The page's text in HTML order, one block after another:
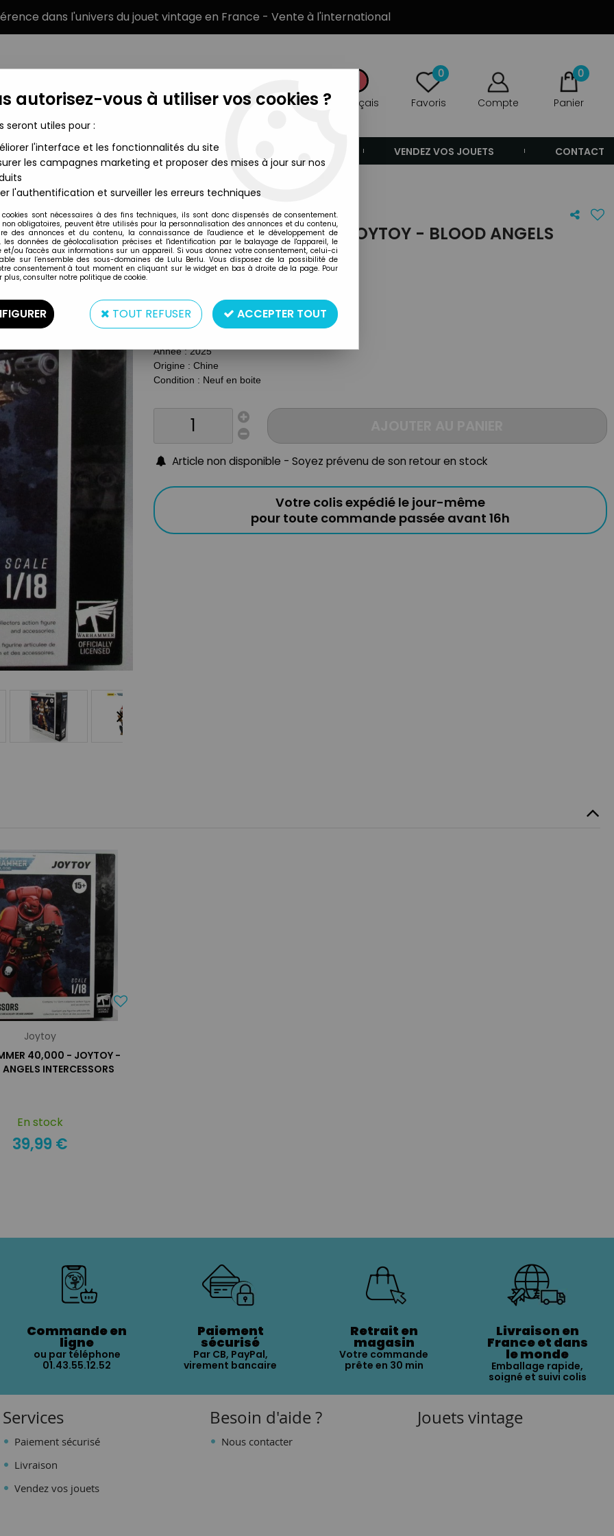
dans l'univers du jouet vintage en France - Vente à l'international
Français
0
Favoris Compte
0
Panier
MARQUES TYPE DE PRODUIT VENDEZ VOS JOUETS CONTACT
Commander Dante
Joytoy
WARHAMMER 40,000 - JOYTOY - BLOOD ANGELS
COMMANDER DANTE
Type : Figurine Articulée
Taille : 12cm (échelle 1/18ème)
Année : 2025
Origine : Chine
Condition : Neuf en boite
Article non disponible - Soyez prévenu de son retour en stock
Votre colis expédié le jour-même
pour toute commande passée avant 16h
Joytoy
40,000 - JOYTOY -
INTERCESSORS
En stock
39,99 €
Commande en
ligne
ou par téléphone
01.43.55.12.52
Paiement
sécurisé
Par CB, PayPal,
virement bancaire
Retrait en
magasin
Votre commande
prête en 30 min
Livraison en
France et dans
le monde
Emballage rapide,
soigné et suivi colis
Services
Paiement sécurisé
Livraison
Vendez vos jouets
Besoin d'aide ?
Nous contacter
Jouets vintage
autorisez-vous à utiliser vos cookies ?
seront utiles pour :
l'interface et les fonctionnalités du site
les campagnes marketing et proposer des mises à jour sur nos
l'authentification et surveiller les erreurs techniques
cookies sont nécessaires à des fins techniques, ils sont donc dispensés de consentement.
non obligatoires, peuvent être utilisés pour la personnalisation des annonces et du contenu,
des annonces et du contenu, la connaissance de l'audience et le développement de
les données de géolocalisation précises et l'identification par le balayage de l'appareil, le
et/ou l'accès aux informations sur un appareil. Si vous donnez votre consentement, celui-ci
sur l’ensemble des sous-domaines de Lulu Berlu. Vous disposez de la possibilité de
consentement à tout moment en cliquant sur le widget en bas à droite de la page. Pour
plus, consulter notre politique de cookie.
TOUT REFUSER ACCEPTER TOUT